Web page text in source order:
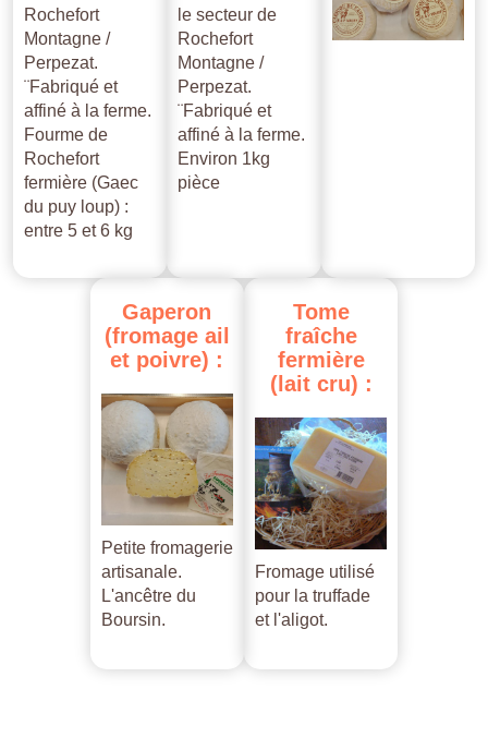
Rochefort
Montagne /
Perpezat.
¨Fabriqué et
affiné à la ferme.
Fourme de
Rochefort
fermière (Gaec
du puy loup) :
entre 5 et 6 kg
le secteur de
Rochefort
Montagne /
Perpezat.
¨Fabriqué et
affiné à la ferme.
Environ 1kg
pièce
Gaperon
(fromage ail
et poivre) :
Petite fromagerie
artisanale.
L'ancêtre du
Boursin.
Tome
fraîche
fermière
(lait cru) :
Fromage utilisé
pour la truffade
et l'aligot.